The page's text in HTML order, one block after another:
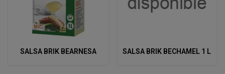
SALSA BRIK BEARNESA SALSA BRIK BECHAMEL 1 L